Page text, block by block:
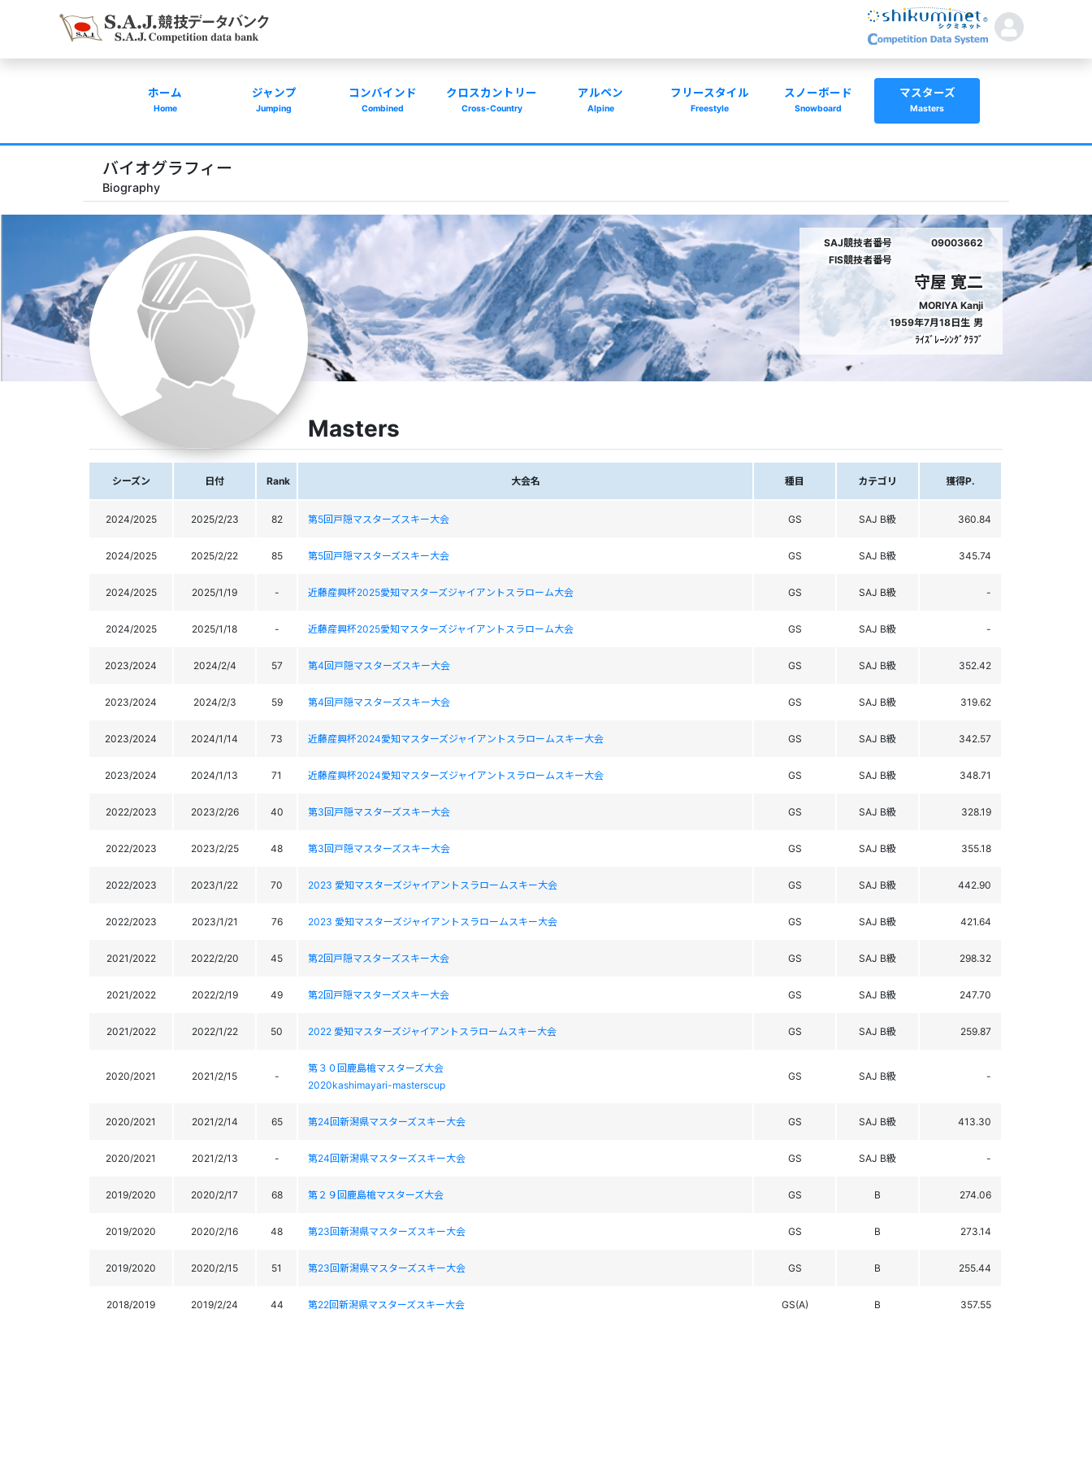
ホーム
Home
ジャンプ
Jumping
コンバインド
Combined
クロスカントリー
Cross-Country
アルペン
Alpine
フリースタイル
Freestyle
スノーボード
Snowboard
マスターズ
Masters
バイオグラフィー
Biography
SAJ競技者番号
09003662
FIS競技者番号
守屋 寛二
MORIYA Kanji
1959年7月18日生 男
ﾗｲｽﾞﾚｰｼﾝｸﾞｸﾗﾌﾞ
Masters
シーズン 日付 Rank 大会名 種目 カテゴリ 獲得P.
2024/2025 2025/2/23 82 第5回戸隠マスターズスキー大会 GS SAJ B級 360.84
2024/2025 2025/2/22 85 第5回戸隠マスターズスキー大会 GS SAJ B級 345.74
2024/2025 2025/1/19 - 近藤産興杯2025愛知マスターズジャイアントスラローム大会 GS SAJ B級 -
2024/2025 2025/1/18 - 近藤産興杯2025愛知マスターズジャイアントスラローム大会 GS SAJ B級 -
2023/2024 2024/2/4 57 第4回戸隠マスターズスキー大会 GS SAJ B級 352.42
2023/2024 2024/2/3 59 第4回戸隠マスターズスキー大会 GS SAJ B級 319.62
2023/2024 2024/1/14 73 近藤産興杯2024愛知マスターズジャイアントスラロームスキー大会 GS SAJ B級 342.57
2023/2024 2024/1/13 71 近藤産興杯2024愛知マスターズジャイアントスラロームスキー大会 GS SAJ B級 348.71
2022/2023 2023/2/26 40 第3回戸隠マスターズスキー大会 GS SAJ B級 328.19
2022/2023 2023/2/25 48 第3回戸隠マスターズスキー大会 GS SAJ B級 355.18
2022/2023 2023/1/22 70 2023 愛知マスターズジャイアントスラロームスキー大会 GS SAJ B級 442.90
2022/2023 2023/1/21 76 2023 愛知マスターズジャイアントスラロームスキー大会 GS SAJ B級 421.64
2021/2022 2022/2/20 45 第2回戸隠マスターズスキー大会 GS SAJ B級 298.32
2021/2022 2022/2/19 49 第2回戸隠マスターズスキー大会 GS SAJ B級 247.70
2021/2022 2022/1/22 50 2022 愛知マスターズジャイアントスラロームスキー大会 GS SAJ B級 259.87
2020/2021 2021/2/15 -
第３０回鹿島槍マスターズ大会
2020kashimayari-masterscup
GS SAJ B級 -
2020/2021 2021/2/14 65 第24回新潟県マスターズスキー大会 GS SAJ B級 413.30
2020/2021 2021/2/13 - 第24回新潟県マスターズスキー大会 GS SAJ B級 -
2019/2020 2020/2/17 68 第２９回鹿島槍マスターズ大会 GS B 274.06
2019/2020 2020/2/16 48 第23回新潟県マスターズスキー大会 GS B 273.14
2019/2020 2020/2/15 51 第23回新潟県マスターズスキー大会 GS B 255.44
2018/2019 2019/2/24 44 第22回新潟県マスターズスキー大会 GS(A) B 357.55